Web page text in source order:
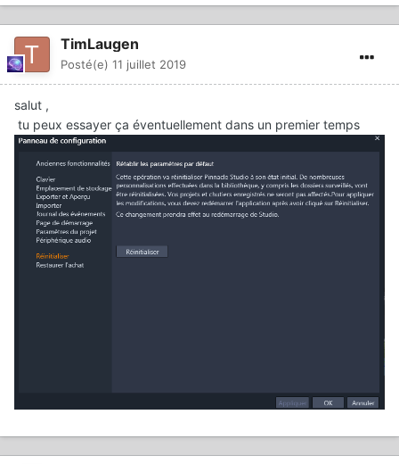
TimLaugen
Posté(e) 11 juillet 2019
salut ,
tu peux essayer ça éventuellement dans un premier temps